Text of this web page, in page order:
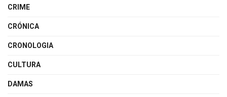
CRIME
CRÓNICA
CRONOLOGIA
CULTURA
DAMAS